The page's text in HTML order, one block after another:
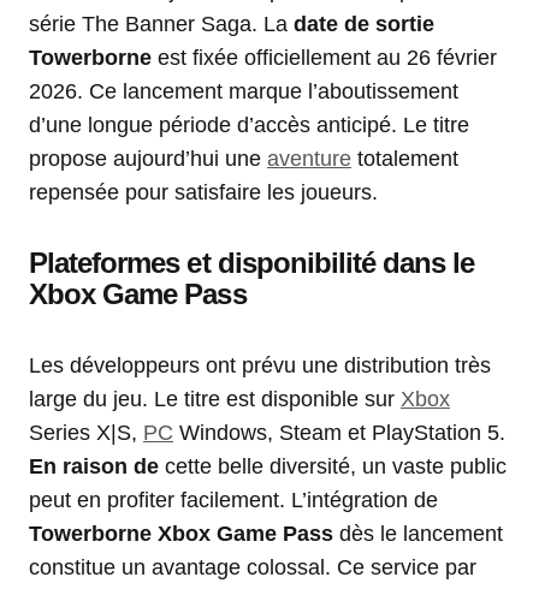
série The Banner Saga. La date de sortie
Towerborne est fixée officiellement au 26 février
2026. Ce lancement marque l’aboutissement
d’une longue période d’accès anticipé. Le titre
propose aujourd’hui une aventure totalement
repensée pour satisfaire les joueurs.
Plateformes et disponibilité dans le
Xbox Game Pass
Les développeurs ont prévu une distribution très
large du jeu. Le titre est disponible sur Xbox
Series X|S, PC Windows, Steam et PlayStation 5.
En raison de cette belle diversité, un vaste public
peut en profiter facilement. L’intégration de
Towerborne Xbox Game Pass dès le lancement
constitue un avantage colossal. Ce service par